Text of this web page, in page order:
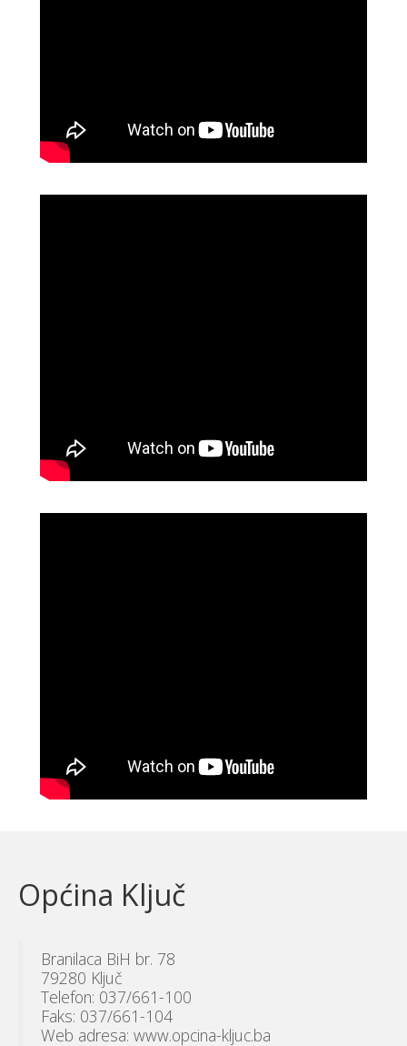
Općina Ključ
Branilaca BiH br. 78
79280 Ključ
Telefon: 037/661-100
Faks: 037/661-104
Web adresa: www.opcina-kljuc.ba